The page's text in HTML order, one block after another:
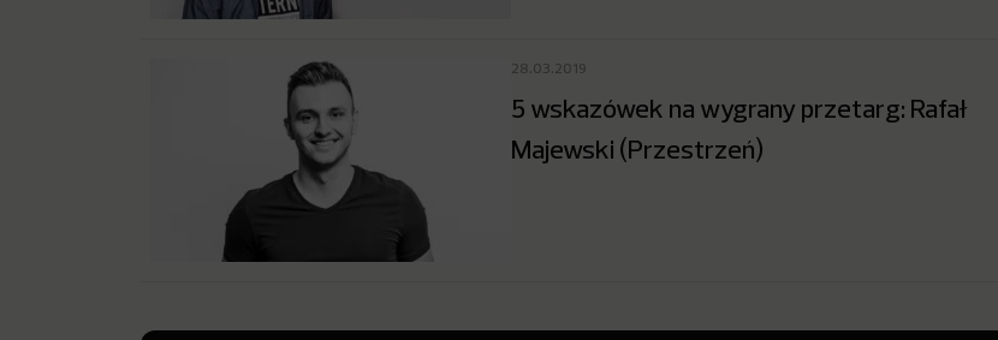
28.03.2019
5 wskazówek na wygrany przetarg: Rafał
Majewski (Przestrzeń)